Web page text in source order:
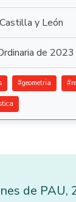
Castilla y León
de 2023
#geometria #
de PAU,